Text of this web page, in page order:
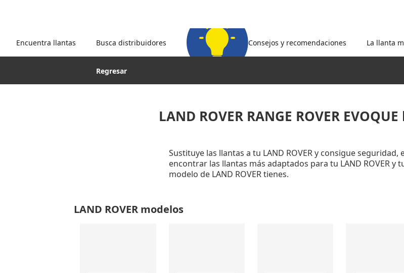
Encuentra llantas Busca distribuidores Consejos y recomendaciones La llanta
Regresar
LAND ROVER RANGE ROVER
Sustituye las llantas a tu LAND ROVER y consigue
encontrar las llantas más adaptados para tu LAND ROVER
modelo de LAND ROVER tienes.
LAND ROVER modelos